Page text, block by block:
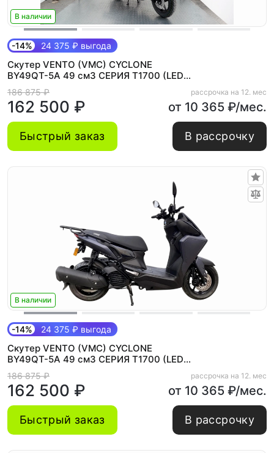
В наличии
-14% 24 375 ₽ выгода
Скутер VENTO (VMC) CYCLONE
BY49QT-5A 49 см3 СЕРИЯ T1700 (LED
панель, CBS, USB) WHITE
186 875 ₽
162 500 ₽
рассрочка на 12. мес
от 10 365 ₽/мес.
Быстрый заказ В рассрочку
В наличии
-14% 24 375 ₽ выгода
Скутер VENTO (VMC) CYCLONE
BY49QT-5A 49 см3 СЕРИЯ T1700 (LED
панель, CBS, USB) GREY
186 875 ₽
162 500 ₽
рассрочка на 12. мес
от 10 365 ₽/мес.
Быстрый заказ В рассрочку